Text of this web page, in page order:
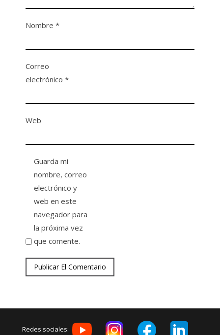
Nombre*
Correo
electrónico*
Web
Guarda mi
nombre, correo
electrónico y
web en este
navegador para
la próxima vez
que comente.
Redes sociales: